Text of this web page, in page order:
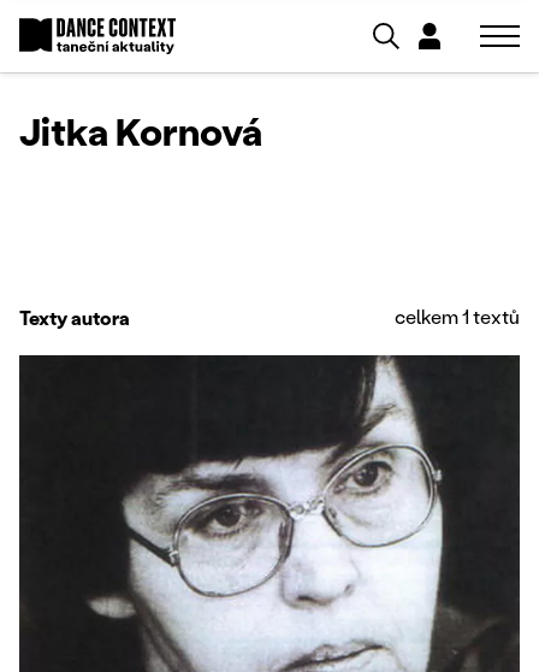
Jitka Kornová
Texty autora celkem 1 textů